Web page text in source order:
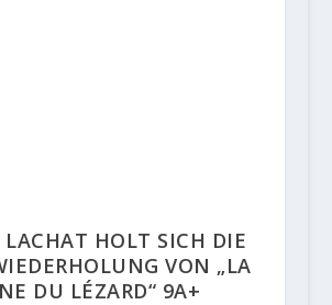
LACHAT HOLT SICH DIE
VON „LA
DU LÉZARD“ 9A+